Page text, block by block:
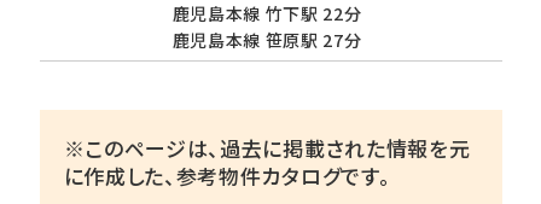
鹿児島本線 竹下駅 22分
鹿児島本線 笹原駅 27分
※このページは、過去に掲載された情報を元
に作成した、参考物件カタログです。